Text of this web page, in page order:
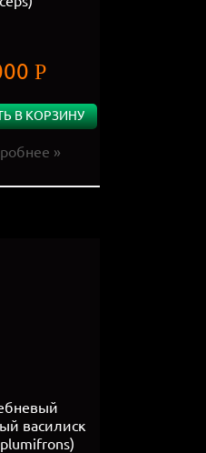
Р
В КОРЗИНУ
»
василиск